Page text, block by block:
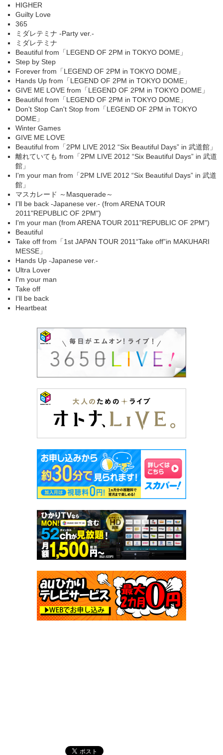
HIGHER
Guilty Love
365
ミダレテミナ -Party ver.-
ミダレテミナ
Beautiful from「LEGEND OF 2PM in TOKYO DOME」
Step by Step
Forever from「LEGEND OF 2PM in TOKYO DOME」
Hands Up from「LEGEND OF 2PM in TOKYO DOME」
GIVE ME LOVE from「LEGEND OF 2PM in TOKYO DOME」
Beautiful from「LEGEND OF 2PM in TOKYO DOME」
Don't Stop Can't Stop from「LEGEND OF 2PM in TOKYO
DOME」
Winter Games
GIVE ME LOVE
Beautiful from「2PM LIVE 2012 “Six Beautiful Days” in 武道館」
離れていても from「2PM LIVE 2012 “Six Beautiful Days” in 武道
館」
I'm your man from「2PM LIVE 2012 “Six Beautiful Days” in 武道
館」
マスカレード ～Masquerade～
I'll be back -Japanese ver.- (from ARENA TOUR
2011"REPUBLIC OF 2PM")
I'm your man (from ARENA TOUR 2011"REPUBLIC OF 2PM")
Beautiful
Take off from「1st JAPAN TOUR 2011“Take off”in MAKUHARI
MESSE」
Hands Up -Japanese ver.-
Ultra Lover
I'm your man
Take off
I'll be back
Heartbeat